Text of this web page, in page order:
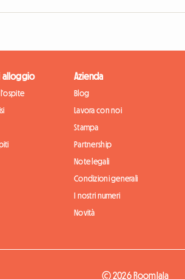
alloggio
l'ospite
Azienda
Blog
Lavora con noi
Stampa
Partnership
Note legali
Condizioni generali
I nostri numeri
Novità
© 2026 Roomlala